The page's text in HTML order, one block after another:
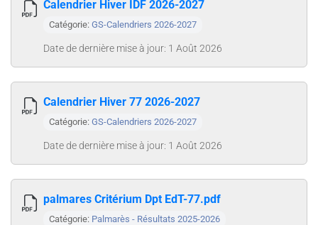
Calendrier Hiver IDF 2026-2027
Catégorie: GS-Calendriers 2026-2027
Date de dernière mise à jour: 1 Août 2026
Calendrier Hiver 77 2026-2027
Catégorie: GS-Calendriers 2026-2027
Date de dernière mise à jour: 1 Août 2026
palmares Critérium Dpt EdT-77.pdf
Catégorie: Palmarès - Résultats 2025-2026